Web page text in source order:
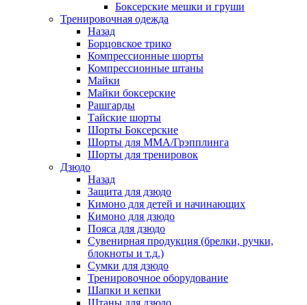
Боксерские мешки и груши
Тренировочная одежда
Назад
Борцовское трико
Компрессионные шорты
Компрессионные штаны
Майки
Майки боксерские
Рашгарды
Тайские шорты
Шорты Боксерские
Шорты для ММА/Грэпплинга
Шорты для тренировок
Дзюдо
Назад
Защита для дзюдо
Кимоно для детей и начинающих
Кимоно для дзюдо
Пояса для дзюдо
Сувенирная продукция (брелки, ручки,
блокноты и т.д.)
Сумки для дзюдо
Тренировочное оборудование
Шапки и кепки
Штаны для дзюдо